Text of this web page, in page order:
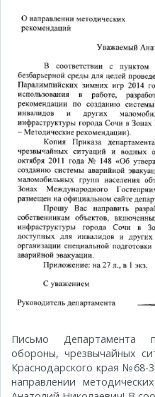
Письмо Департамента
обороны, чрезвычайных
Краснодарского края №68-
направлении